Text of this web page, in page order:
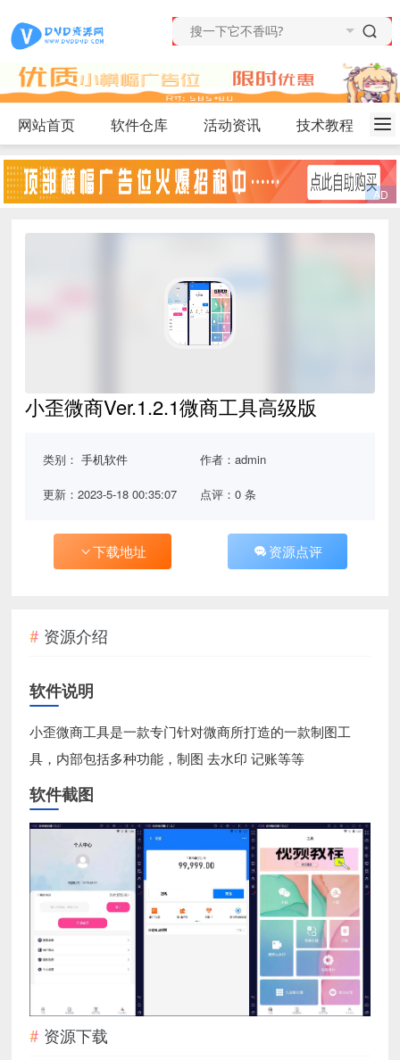
网站首页 软件仓库 活动资讯 技术教程
小歪微商Ver.1.2.1微商工具高级版
类别：手机软件 作者：admin
更新：2023-5-18 00:35:07 点评：0 条
下载地址 资源点评
资源介绍
软件说明
小歪微商工具是一款专门针对微商所打造的一款制图工
具，内部包括多种功能，制图 去水印 记账等等
软件截图
资源下载